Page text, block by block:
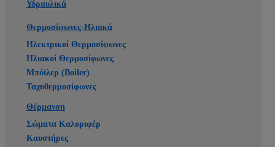
Υδραυλικά
Θερμοσίφωνες-Ηλιακά
Ηλεκτρικοί Θερμοσίφωνες
Ηλιακοί Θερμοσίφωνες
Μπόϊλερ (Boiler)
Ταχυθερμοσίφωνες
Θέρμανση
Σώματα Καλοριφέρ
Καυστήρες